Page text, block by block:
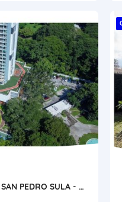
CONDOMINIO EN VENTA EN SAN PEDRO SULA - IGVANAS TARA